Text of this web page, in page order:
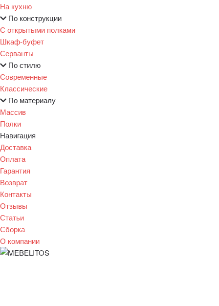
На кухню
По конструкции
С открытыми полками
Шкаф-буфет
Серванты
По стилю
Современные
Классические
По материалу
Массив
Полки
Навигация
Доставка
Оплата
Гарантия
Возврат
Контакты
Отзывы
Статьи
Сборка
О компании